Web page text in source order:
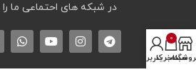
در شبکه‌ های احتماعی ما را
0
سبد خرید
حساب کاربری من